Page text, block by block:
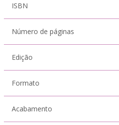
ISBN
Número de páginas
Edição
Formato
Acabamento